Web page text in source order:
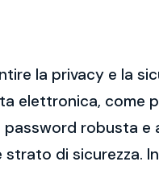
la privacy e la
elettronica, come
robusta e
di sicurezza.